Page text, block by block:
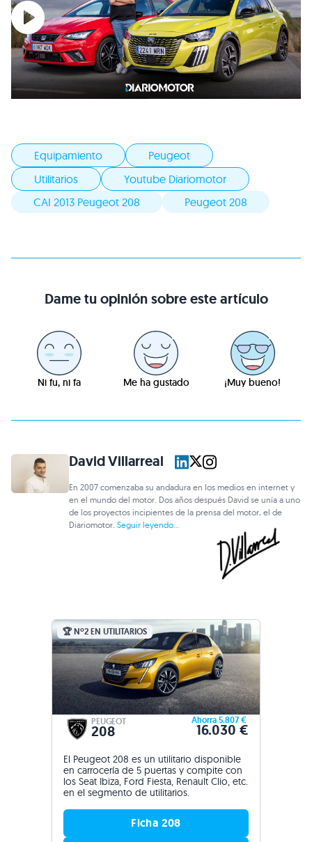
Equipamiento
Peugeot
Utilitarios
Youtube Diariomotor
CAI 2013 Peugeot 208
Peugeot 208
Dame tu opinión sobre este artículo
Ni fu, ni fa Me ha gustado ¡Muy bueno!
David Villarreal
En 2007 comenzaba su andadura en los medios en internet y
en el mundo del motor. Dos años después David se unía a uno
de los proyectos incipientes de la prensa del motor, el de
Diariomotor.Seguir leyendo...
🏆 Nº2 EN UTILITARIOS
PEUGEOT
208
Ahorra 5.807 €
16.030 €
El Peugeot 208 es un utilitario disponible
en carrocería de 5 puertas y compite con
los Seat Ibiza, Ford Fiesta, Renault Clio, etc.
en el segmento de utilitarios.
Ficha 208